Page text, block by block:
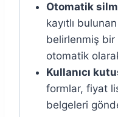
Otomatik
kayıtlı
belirlenmiş bir
otomatik
Kullanıcı
formlar, fiyat
belgeleri